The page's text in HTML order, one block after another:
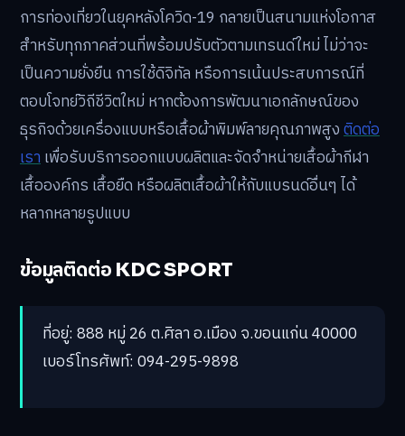
การท่องเที่ยวในยุคหลังโควิด-19 กลายเป็นสนามแห่งโอกาส
สำหรับทุกภาคส่วนที่พร้อมปรับตัวตามเทรนด์ใหม่ ไม่ว่าจะ
เป็นความยั่งยืน การใช้ดิจิทัล หรือการเน้นประสบการณ์ที่
ตอบโจทย์วิถีชีวิตใหม่ หากต้องการพัฒนาเอกลักษณ์ของ
ธุรกิจด้วยเครื่องแบบหรือเสื้อผ้าพิมพ์ลายคุณภาพสูงติดต่อ
เราเพื่อรับบริการออกแบบผลิตและจัดจำหน่ายเสื้อผ้ากีฬา
เสื้อองค์กร เสื้อยืด หรือผลิตเสื้อผ้าให้กับแบรนด์อื่นๆ ได้
หลากหลายรูปแบบ
ข้อมูลติดต่อ KDC SPORT
ที่อยู่: 888 หมู่ 26 ต.ศิลา อ.เมือง จ.ขอนแก่น 40000
เบอร์โทรศัพท์: 094-295-9898